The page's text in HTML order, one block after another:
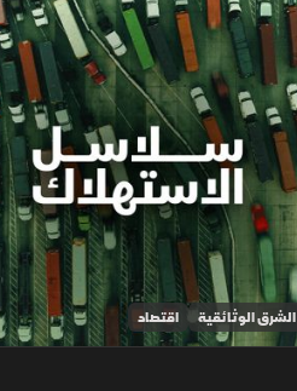
الشرق الوثائقية اقتصاد